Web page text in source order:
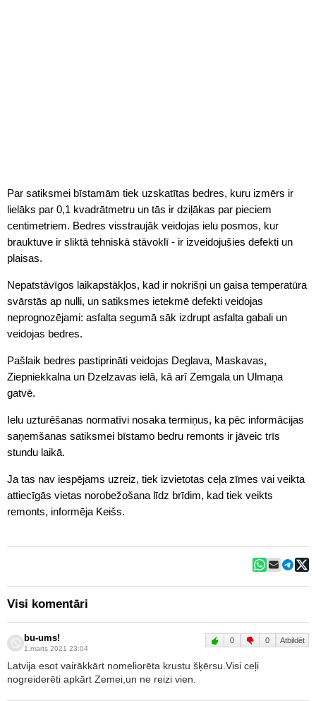
Par satiksmei bīstamām tiek uzskatītas bedres, kuru izmērs ir
lielāks par 0,1 kvadrātmetru un tās ir dziļākas par pieciem
centimetriem. Bedres visstraujāk veidojas ielu posmos, kur
brauktuve ir sliktā tehniskā stāvoklī - ir izveidojušies defekti un
plaisas.
Nepatstāvīgos laikapstākļos, kad ir nokrišņi un gaisa temperatūra
svārstās ap nulli, un satiksmes ietekmē defekti veidojas
neprognozējami: asfalta segumā sāk izdrupt asfalta gabali un
veidojas bedres.
Pašlaik bedres pastiprināti veidojas Deglava, Maskavas,
Ziepniekkalna un Dzelzavas ielā, kā arī Zemgala un Ulmaņa
gatvē.
Ielu uzturēšanas normatīvi nosaka termiņus, ka pēc informācijas
saņemšanas satiksmei bīstamo bedru remonts ir jāveic trīs
stundu laikā.
Ja tas nav iespējams uzreiz, tiek izvietotas ceļa zīmes vai veikta
attiecīgās vietas norobežošana līdz brīdim, kad tiek veikts
remonts, informēja Keišs.
Visi komentāri
bu-ums!
1.marts 2021 23:04
0 0 Atbildēt
Latvija esot vairākkārt nomeliorēta krustu šķērsu.Visi ceļi
nogreiderēti apkārt Zemei,un ne reizi vien.